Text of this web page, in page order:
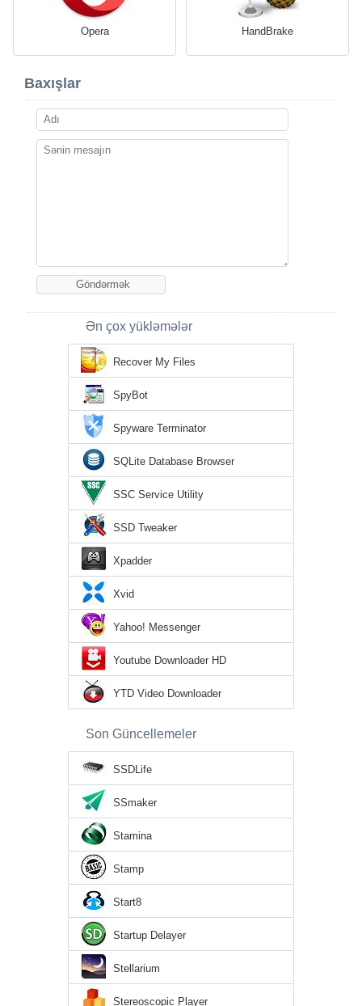
Opera HandBrake
Baxışlar
Ən çox yükləmələr
Recover My Files
SpyBot
Spyware Terminator
SQLite Database Browser
SSC Service Utility
SSD Tweaker
Xpadder
Xvid
Yahoo! Messenger
Youtube Downloader HD
YTD Video Downloader
Son Güncellemeler
SSDLife
SSmaker
Stamina
Stamp
Start8
Startup Delayer
Stellarium
Stereoscopic Player